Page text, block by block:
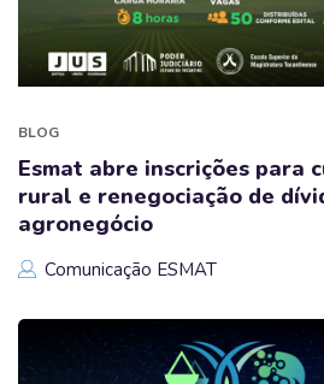
BLOG
Esmat abre inscrições para
rural e renegociação de
agronegócio
Comunicação ESMAT